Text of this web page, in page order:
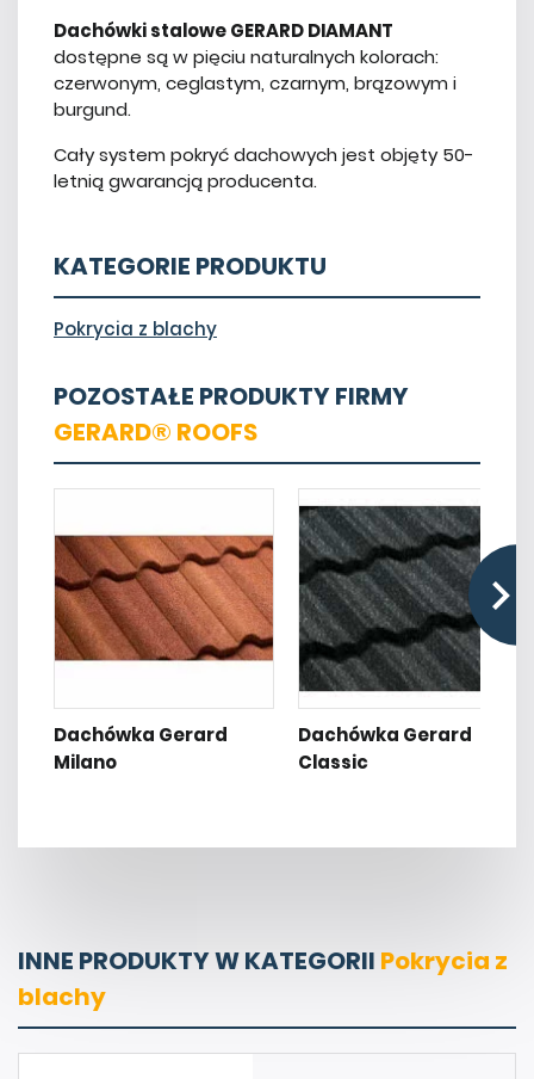
Dachówki stalowe GERARD DIAMANT
dostępne są w pięciu naturalnych kolorach:
czerwonym, ceglastym, czarnym, brązowym i
burgund.
Cały system pokryć dachowych jest objęty 50-
letnią gwarancją producenta.
KATEGORIE PRODUKTU
Pokrycia z blachy
POZOSTAŁE PRODUKTY FIRMY
GERARD® ROOFS
Dachówka Gerard
Milano
Dachówka Gerard
Classic
INNE PRODUKTY W KATEGORII Pokrycia z
blachy